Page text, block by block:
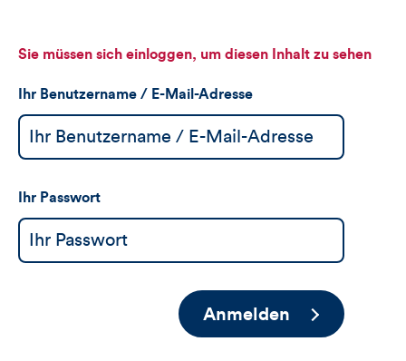
sehen
Sie müssen sich einloggen, um diesen Inhalt zu sehen
Ihr Benutzername / E-Mail-Adresse
Ihr Passwort
Anmelden